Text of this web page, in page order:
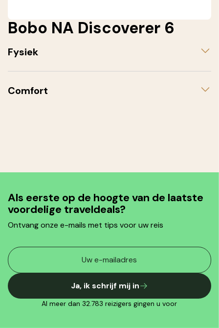
Bobo NA Discoverer 6
Fysiek
Comfort
Als eerste op de hoogte van de laatste
voordelige traveldeals?
Ontvang onze e-mails met tips voor uw reis
Ja, ik schrijf mij in
Al meer dan 32.783 reizigers gingen u voor